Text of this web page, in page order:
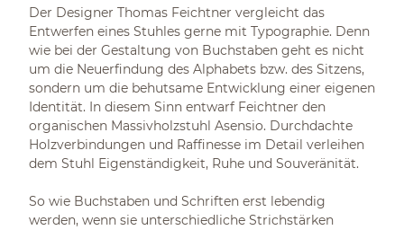
Der Designer Thomas Feichtner vergleicht das
Entwerfen eines Stuhles gerne mit Typographie. Denn
wie bei der Gestaltung von Buchstaben geht es nicht
um die Neuerfindung des Alphabets bzw. des Sitzens,
sondern um die behutsame Entwicklung einer eigenen
Identität. In diesem Sinn entwarf Feichtner den
organischen Massivholzstuhl Asensio. Durchdachte
Holzverbindungen und Raffinesse im Detail verleihen
dem Stuhl Eigenständigkeit, Ruhe und Souveränität.
So wie Buchstaben und Schriften erst lebendig
werden, wenn sie unterschiedliche Strichstärken